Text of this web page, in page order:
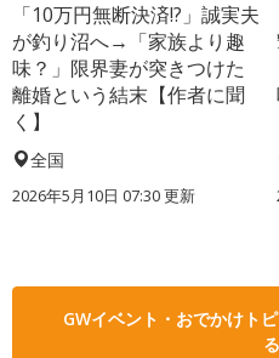
「10万円無断決済!?」誠実夫
が釣り沼へ→「家族より趣
味？」限界妻が突きつけた
離婚という結末【作者に聞
く】
全国
2026年5月10日 07:30 更新
GWイベント・おでかけト
る